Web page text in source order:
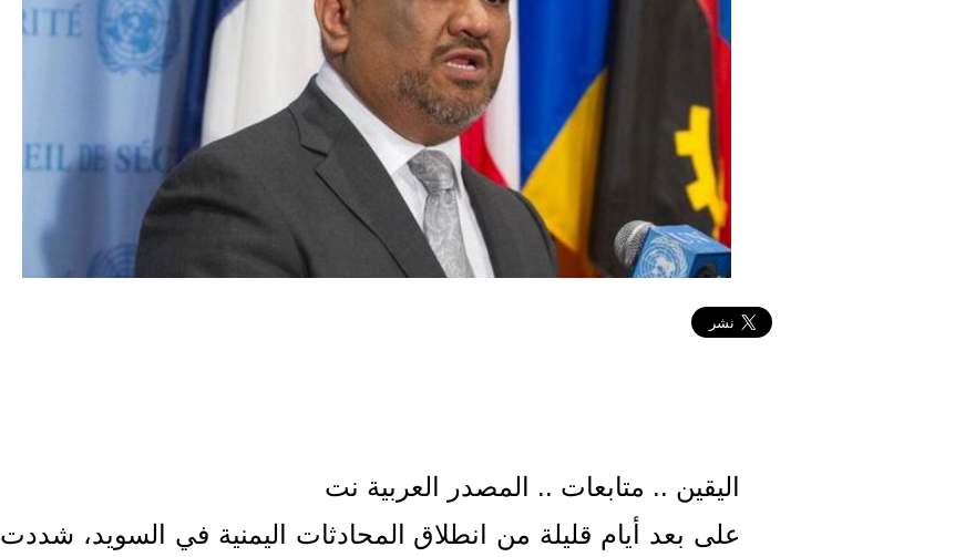
اليقين .. متابعات .. المصدر العربية نت
على بعد أيام قليلة من انطلاق المحادثات اليمنية في السويد، شددت